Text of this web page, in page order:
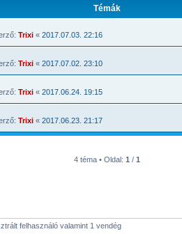
Témák
Trixi « 2017.07.03. 22:16
Trixi « 2017.07.02. 23:10
Trixi « 2017.06.24. 19:15
Trixi « 2017.06.23. 21:17
4 téma • Oldal: 1 / 1
felhasználó valamint 1 vendég